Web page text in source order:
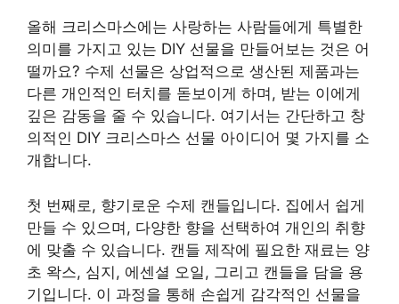
올해 크리스마스에는 사랑하는 사람들에게 특별한
의미를 가지고 있는 DIY 선물을 만들어보는 것은 어
떨까요? 수제 선물은 상업적으로 생산된 제품과는
다른 개인적인 터치를 돋보이게 하며, 받는 이에게
깊은 감동을 줄 수 있습니다. 여기서는 간단하고 창
의적인 DIY 크리스마스 선물 아이디어 몇 가지를 소
개합니다.
첫 번째로, 향기로운 수제 캔들입니다. 집에서 쉽게
만들 수 있으며, 다양한 향을 선택하여 개인의 취향
에 맞출 수 있습니다. 캔들 제작에 필요한 재료는 양
초 왁스, 심지, 에센셜 오일, 그리고 캔들을 담을 용
기입니다. 이 과정을 통해 손쉽게 감각적인 선물을